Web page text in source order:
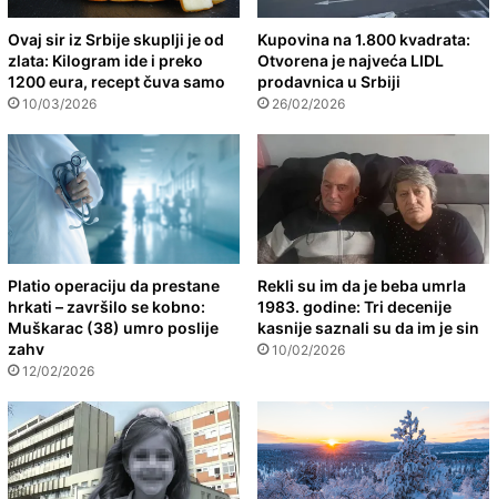
Ovaj sir iz Srbije skuplji je od
zlata: Kilogram ide i preko
1200 eura, recept čuva samo
10/03/2026
Kupovina na 1.800 kvadrata:
Otvorena je najveća LIDL
prodavnica u Srbiji
26/02/2026
Platio operaciju da prestane
hrkati – završilo se kobno:
Muškarac (38) umro poslije
zahv
12/02/2026
Rekli su im da je beba umrla
1983. godine: Tri decenije
kasnije saznali su da im je sin
10/02/2026